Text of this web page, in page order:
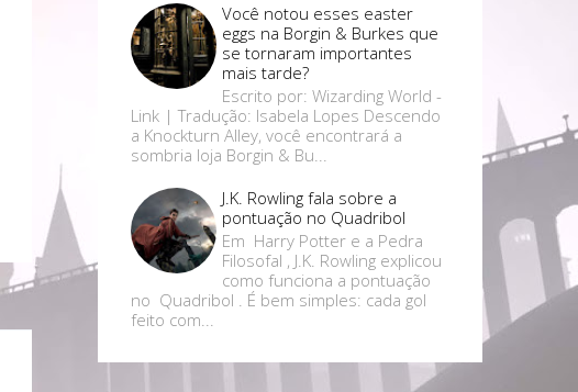
Você notou esses easter
eggs na Borgin & Burkes que
se tornaram importantes
mais tarde?
Escrito por: Wizarding World -
Link | Tradução: Isabela Lopes Descendo
a Knockturn Alley, você encontrará a
sombria loja Borgin & Bu...
J.K. Rowling fala sobre a
pontuação no Quadribol
Em Harry Potter e a Pedra
Filosofal , J.K. Rowling explicou
como funciona a pontuação
no Quadribol . É bem simples: cada gol
feito com...